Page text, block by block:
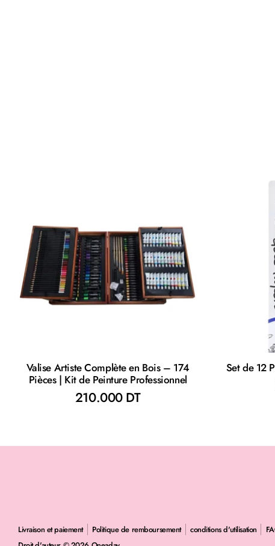
Valise Artiste Complète en Bois – 174
Pièces | Kit de Peinture Professionnel
210.000 DT
Set de 12
Livraison et paiement Politique de remboursement conditions d'utilisation